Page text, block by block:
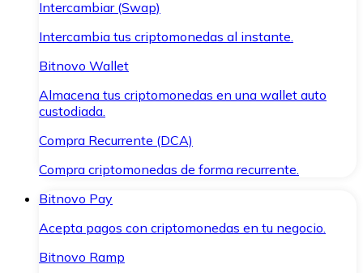
Intercambiar (Swap)
Intercambia tus criptomonedas al instante.
Bitnovo Wallet
Almacena tus criptomonedas en una wallet auto
custodiada.
Compra Recurrente (DCA)
Compra criptomonedas de forma recurrente.
Bitnovo Pay
Acepta pagos con criptomonedas en tu negocio.
Bitnovo Ramp